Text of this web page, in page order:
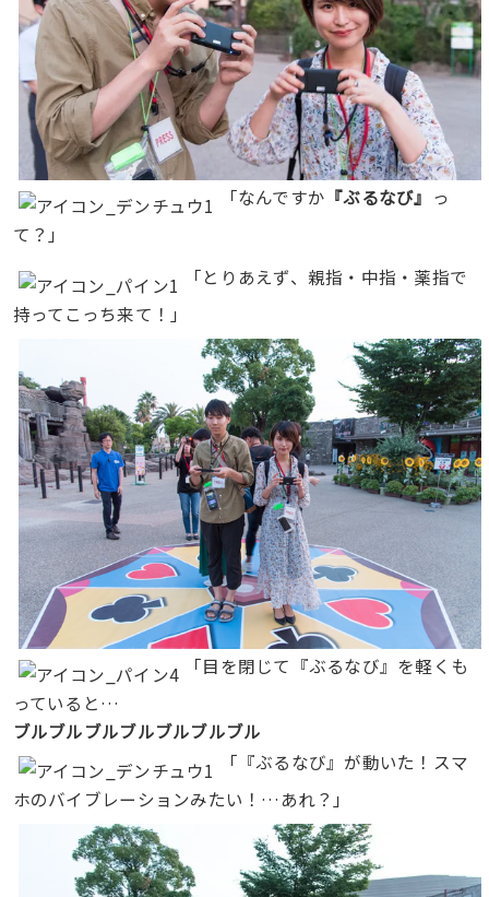
「なんですか 『ぶるなび』 っ
て？」
「とりあえず、親指・中指・薬指で
持ってこっち来て！」
「目を閉じて『ぶるなび』を軽くも
っていると…
ブルブルブルブルブルブルブル
「『ぶるなび』が動いた！スマ
ホのバイブレーションみたい！…あれ？」